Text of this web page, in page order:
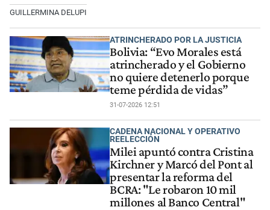
GUILLERMINA DELUPI
ATRINCHERADO POR LA JUSTICIA
Bolivia: “Evo Morales está
atrincherado y el Gobierno
no quiere detenerlo porque
teme pérdida de vidas”
31-07-2026 12:51
CADENA NACIONAL Y OPERATIVO
REELECCIÓN
Milei apuntó contra Cristina
Kirchner y Marcó del Pont al
presentar la reforma del
BCRA: "Le robaron 10 mil
millones al Banco Central"